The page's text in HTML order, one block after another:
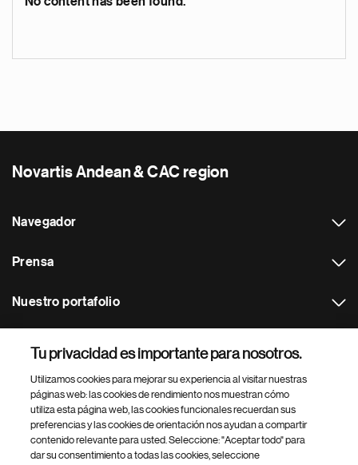
Novartis Andean & CAC region
Navegador
Prensa
Nuestro portafolio
Footer Site Search
Tu privacidad es importante para nosotros.
Utilizamos cookies para mejorar su experiencia al visitar nuestras
páginas web: las cookies de rendimiento nos muestran cómo
utiliza esta página web, las cookies funcionales recuerdan sus
preferencias y las cookies de orientación nos ayudan a compartir
contenido relevante para usted. Seleccione: "Aceptar todo" para
dar su consentimiento a todas las cookies, seleccione